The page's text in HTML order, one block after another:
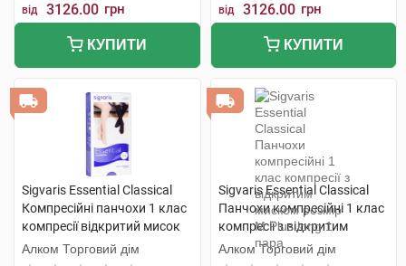
від 3126.00 грн
КУПИТИ
від 3126.00 грн
КУПИТИ
Sigvaris Essential Classical
Компресійні панчохи 1 клас
компресії відкритий мисок
розмір L long 1 пара
Алком Торговий дім
Sigvaris Essential Classical
Панчохи компресійні 1 клас
компресії з відкритим
миском розмір М Plus long 1
пара
Алком Торговий дім